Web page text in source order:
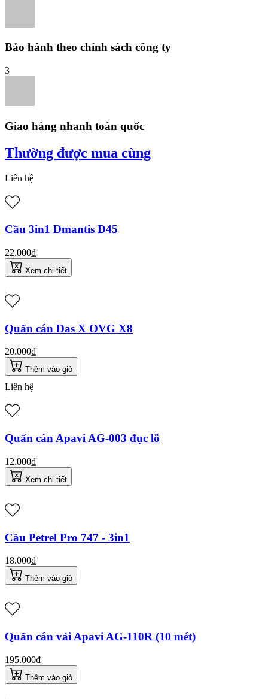
Bảo hành theo chính sách công ty
3
Giao hàng nhanh toàn quốc
Thường được mua cùng
Liên hệ
Cầu 3in1 Dmantis D45
22.000₫
Xem chi tiết
Quấn cán Das X OVG X8
20.000₫
Thêm vào giỏ
Liên hệ
Quấn cán Apavi AG-003 đục lỗ
12.000₫
Xem chi tiết
Cầu Petrel Pro 747 - 3in1
18.000₫
Thêm vào giỏ
Quấn cán vải Apavi AG-110R (10 mét)
195.000₫
Thêm vào giỏ